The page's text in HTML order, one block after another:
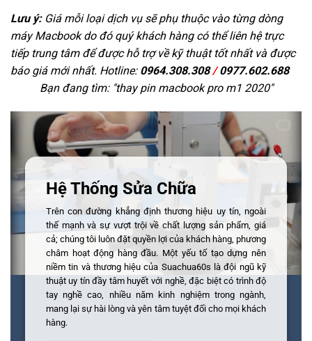
Lưu ý:Giá mỗi loại dịch vụ sẽ phụ thuộc vào từng dòng
máy Macbook do đó quý khách hàng có thể liên hệ trực
tiếp trung tâm để được hỗ trợ về kỹ thuật tốt nhất và được
báo giá mới nhất. Hotline: 0964.308.308/0977.602.688
Bạn đang tìm: "thay pin macbook pro m1 2020"
Hệ Thống Sửa Chữa
Trên con đường khẳng định thương hiệu uy tín, ngoài
thế mạnh và sự vượt trội về chất lượng sản phẩm, giá
cả; chúng tôi luôn đặt quyền lợi của khách hàng, phương
châm hoạt động hàng đầu. Một yếu tố tạo dựng nên
niềm tin và thương hiệu của Suachua60s là đội ngũ kỹ
thuật uy tín đầy tâm huyết với nghề, đặc biệt có trình độ
tay nghề cao, nhiều năm kinh nghiệm trong ngành,
mang lại sự hài lòng và yên tâm tuyệt đối cho mọi khách
hàng.